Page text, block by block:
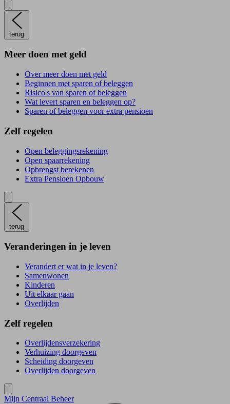
terug
Meer doen met geld
Over meer doen met geld
Beginnen met sparen of beleggen
Risico's van sparen of beleggen
Wat levert sparen en beleggen op?
Sparen of beleggen voor extra pensioen
Zelf regelen
Open beleggingsrekening
Open spaarrekening
Opbrengst berekenen
Extra Pensioen Opbouw
terug
Veranderingen in je leven
Verandert er wat in je leven?
Samenwonen
Kinderen
Uit elkaar gaan
Overlijden
Zelf regelen
Overlijdensverzekering
Verhuizing doorgeven
Scheiding doorgeven
Overlijden doorgeven
Mijn Centraal Beheer